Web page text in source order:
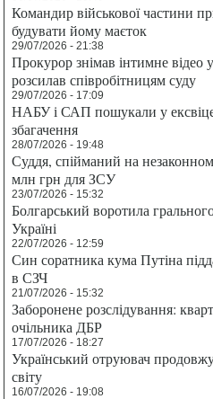
Командир військової частини
будувати йому маєток
29/07/2026 - 21:38
Прокурор знімав інтимне відео
розсилав співробітницям суду
29/07/2026 - 17:09
НАБУ і САП пошукали у
збагачення
28/07/2026 - 19:48
Суддя, спійманий на
млн грн для ЗСУ
23/07/2026 - 15:32
Болгарський воротила
Україні
22/07/2026 - 12:59
Син соратника кума Путіна
в СЗЧ
21/07/2026 - 15:32
Заборонене розслідування:
очільника ДБР
17/07/2026 - 18:27
Український отруювач
світу
16/07/2026 - 19:08